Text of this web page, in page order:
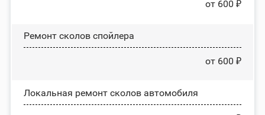
от 600 ₽
Ремонт сколов спойлера
от 600 ₽
Локальная ремонт сколов автомобиля